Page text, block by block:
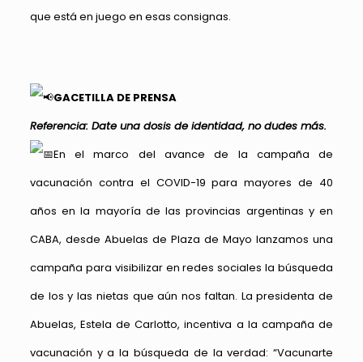
que está en juego en esas consignas.
GACETILLA DE PRENSA
Referencia: Date una dosis de identidad, no dudes más.
En el marco del avance de la campaña de
vacunación contra el COVID-19 para mayores de 40
años en la mayoría de las provincias argentinas y en
CABA, desde Abuelas de Plaza de Mayo lanzamos una
campaña para visibilizar en redes sociales la búsqueda
de los y las nietas que aún nos faltan. La presidenta de
Abuelas, Estela de Carlotto, incentiva a la campaña de
vacunación y a la búsqueda de la verdad: “Vacunarte